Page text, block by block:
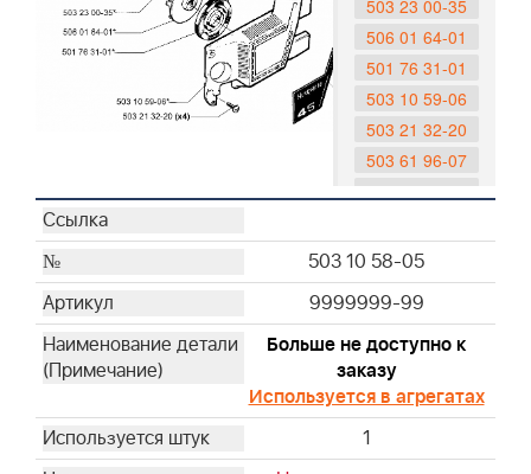
503 23 00-35
506 01 64-01
501 76 31-01
503 10 59-06
503 21 32-20
503 61 96-07
503 61 96-06
501 63 06-01
505 30 51-25
503 10 58-05
9999999-99
Больше не доступно к
заказу
Используется в агрегатах
1